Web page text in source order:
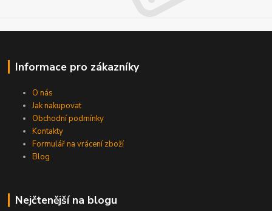
Informace pro zákazníky
O nás
Jak nakupovat
Obchodní podmínky
Kontakty
Formulář na vrácení zboží
Blog
Nejčtenější na blogu